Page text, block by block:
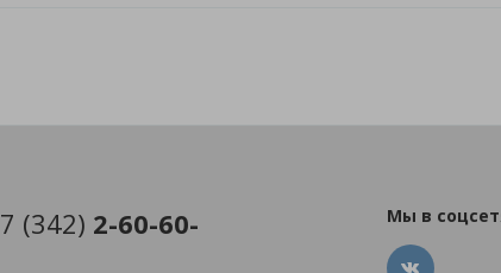
(342) 2-60-60-
Мы в